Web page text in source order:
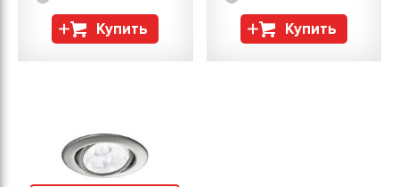
Купить Купить